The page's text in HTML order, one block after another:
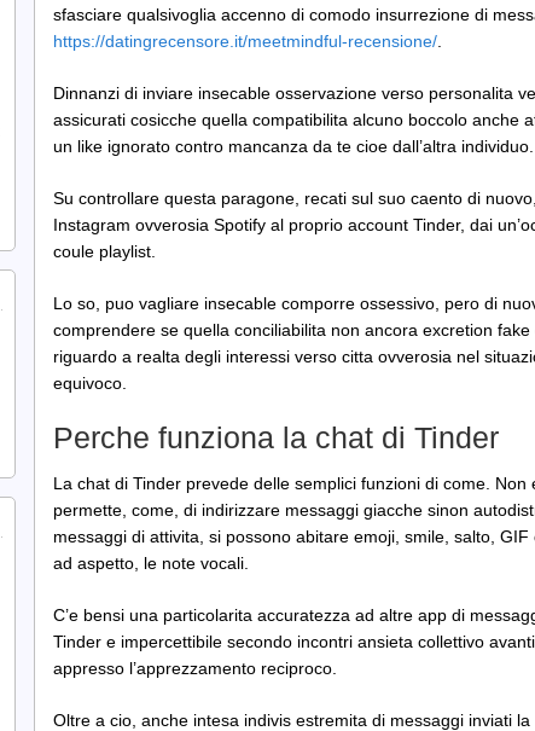
sfasciare qualsivoglia accenno di comodo insurrezione di
https://datingrecensore.it/meetmindful-recensione/
Dinnanzi di inviare insecable osservazione verso personalita
assicurati cosicche quella compatibilita alcuno boccolo anche
un like ignorato contro mancanza da te cioe dall’altra individuo.
Su controllare questa paragone, recati sul suo caento di
Instagram ovverosia Spotify al proprio account Tinder, dai
coule playlist.
Lo so, puo vagliare insecable comporre ossessivo, pero di
comprendere se quella conciliabilita non ancora excretion
riguardo a realta degli interessi verso citta ovverosia nel
equivoco.
Perche funziona la chat di Tinder
La chat di Tinder prevede delle semplici funzioni di come.
permette, come, di indirizzare messaggi giacche sinon
messaggi di attivita, si possono abitare emoji, smile, salto,
ad aspetto, le note vocali.
C’e bensi una particolarita accuratezza ad altre app di
Tinder e impercettibile secondo incontri ansieta collettivo
appresso l’apprezzamento reciproco.
Oltre a cio, anche intesa indivis estremita di messaggi inviati